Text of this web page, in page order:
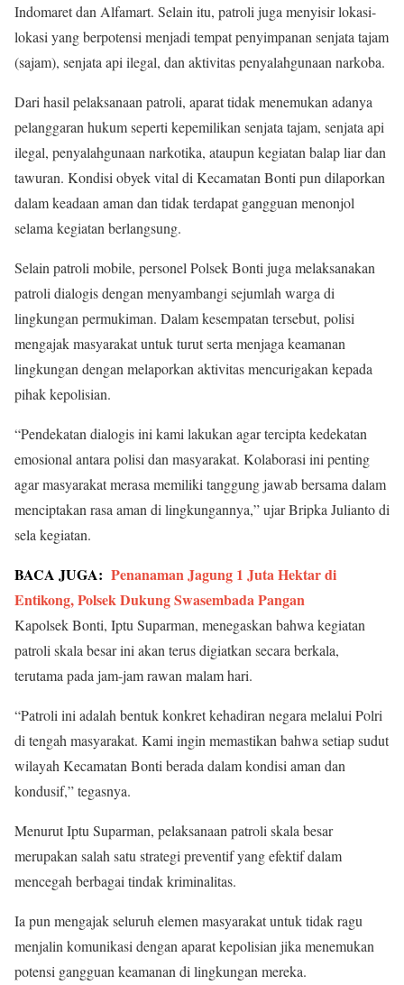
Indomaret dan Alfamart. Selain itu, patroli juga menyisir lokasi-
lokasi yang berpotensi menjadi tempat penyimpanan senjata tajam
(sajam), senjata api ilegal, dan aktivitas penyalahgunaan narkoba.
Dari hasil pelaksanaan patroli, aparat tidak menemukan adanya
pelanggaran hukum seperti kepemilikan senjata tajam, senjata api
ilegal, penyalahgunaan narkotika, ataupun kegiatan balap liar dan
tawuran. Kondisi obyek vital di Kecamatan Bonti pun dilaporkan
dalam keadaan aman dan tidak terdapat gangguan menonjol
selama kegiatan berlangsung.
Selain patroli mobile, personel Polsek Bonti juga melaksanakan
patroli dialogis dengan menyambangi sejumlah warga di
lingkungan permukiman. Dalam kesempatan tersebut, polisi
mengajak masyarakat untuk turut serta menjaga keamanan
lingkungan dengan melaporkan aktivitas mencurigakan kepada
pihak kepolisian.
“Pendekatan dialogis ini kami lakukan agar tercipta kedekatan
emosional antara polisi dan masyarakat. Kolaborasi ini penting
agar masyarakat merasa memiliki tanggung jawab bersama dalam
menciptakan rasa aman di lingkungannya,” ujar Bripka Julianto di
sela kegiatan.
BACA JUGA: Penanaman Jagung 1 Juta Hektar di
Entikong, Polsek Dukung Swasembada Pangan
Kapolsek Bonti, Iptu Suparman, menegaskan bahwa kegiatan
patroli skala besar ini akan terus digiatkan secara berkala,
terutama pada jam-jam rawan malam hari.
“Patroli ini adalah bentuk konkret kehadiran negara melalui Polri
di tengah masyarakat. Kami ingin memastikan bahwa setiap sudut
wilayah Kecamatan Bonti berada dalam kondisi aman dan
kondusif,” tegasnya.
Menurut Iptu Suparman, pelaksanaan patroli skala besar
merupakan salah satu strategi preventif yang efektif dalam
mencegah berbagai tindak kriminalitas.
Ia pun mengajak seluruh elemen masyarakat untuk tidak ragu
menjalin komunikasi dengan aparat kepolisian jika menemukan
potensi gangguan keamanan di lingkungan mereka.